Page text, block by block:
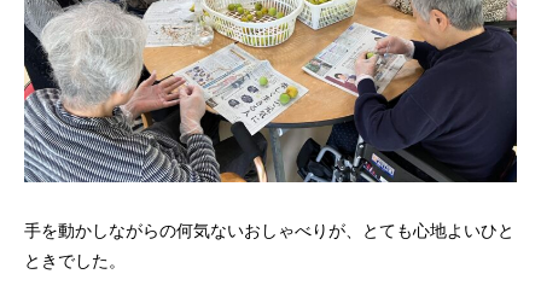
手を動かしながらの何気ないおしゃべりが、とても心地よいひと
ときでした。